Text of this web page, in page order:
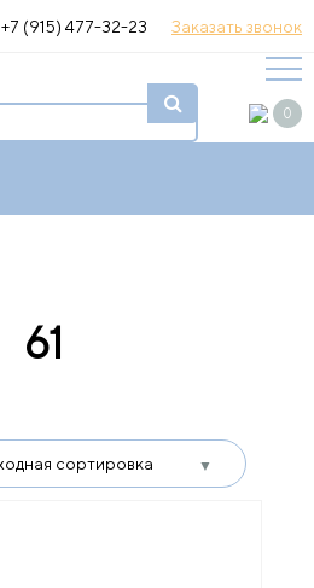
+7 (915) 477-32-23 Заказать звонок
0
61